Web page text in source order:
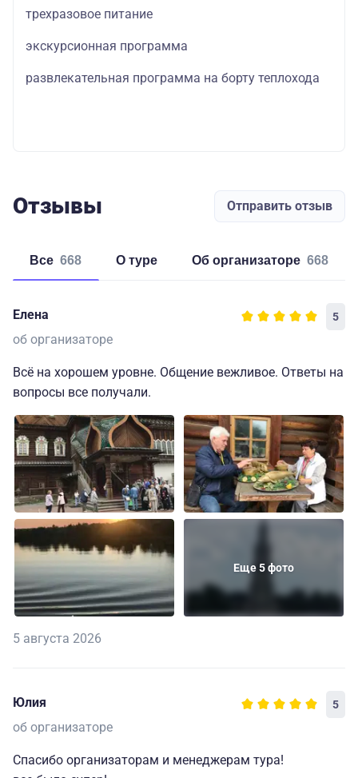
трехразовое питание
экскурсионная программа
развлекательная программа на борту теплохода
Отзывы Отправить отзыв
Все 668 о туре об организаторе 668
Елена 5
об организаторе
Всё на хорошем уровне. Общение вежливое. Ответы на
вопросы все получали.
Еще 5 фото
5 августа 2026
Юлия 5
об организаторе
Спасибо организаторам и менеджерам тура!